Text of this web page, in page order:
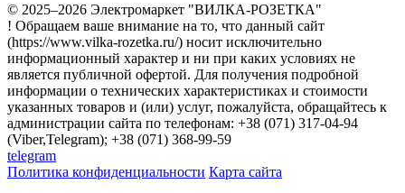
© 2025–2026 Электромаркет "ВИЛКА-РОЗЕТКА"
! Обращаем ваше внимание на то, что данный сайт
(https://www.vilka-rozetka.ru/) носит исключительно
информационный характер и ни при каких условиях не
является публичной офертой. Для получения подробной
информации о технических характеристиках и стоимости
указанных товаров и (или) услуг, пожалуйста, обращайтесь к
администрации сайта по телефонам: +38 (071) 317-04-94
(Viber,Telegram); +38 (071) 368-99-59
telegram
Политика конфиденциальности Карта сайта